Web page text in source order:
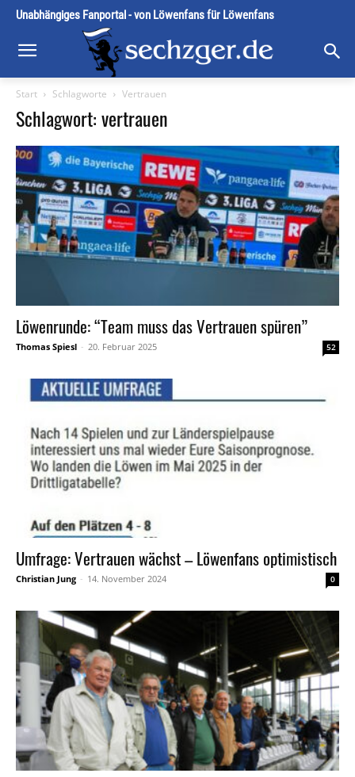
Unabhängiges Fanportal - von Löwenfans für Löwenfans
Start Schlagworte Vertrauen
Schlagwort: vertrauen
Löwenrunde: “Team muss das Vertrauen spüren”
Thomas Spiesl - 20. Februar 2025 52
Umfrage: Vertrauen wächst – Löwenfans optimistisch
Christian Jung - 14. November 2024 0